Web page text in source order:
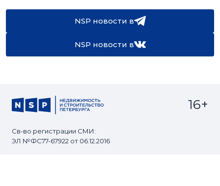
NSP новости в
NSP новости в
Св-во регистрации СМИ:
ЭЛ №ФС77-67922 от 06.12.2016
16+